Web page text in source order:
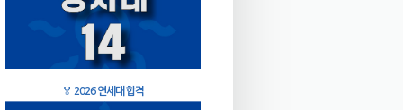
🏅 2026 연세대 합격